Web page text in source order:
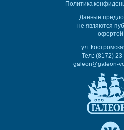
Политика
Данные
не являются
офертой
ул.
Тел.: (8172)
galeon@galeon-